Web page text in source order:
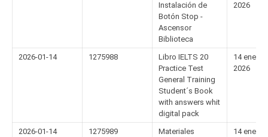
Instalación de
Botón Stop -
Ascensor
Biblioteca
2026
2026-01-14 1275988
Libro IELTS 20
Practice Test
General Training
Student´s Book
with answers whit
digital pack
14 enero
2026
2026-01-14 1275989
Materiales
14 enero